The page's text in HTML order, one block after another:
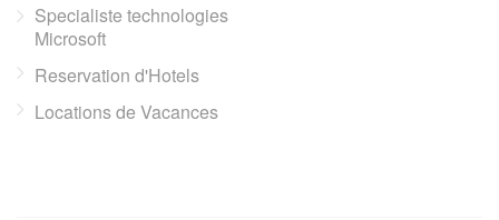
Specialiste technologies
Microsoft
Reservation d'Hotels
Locations de Vacances